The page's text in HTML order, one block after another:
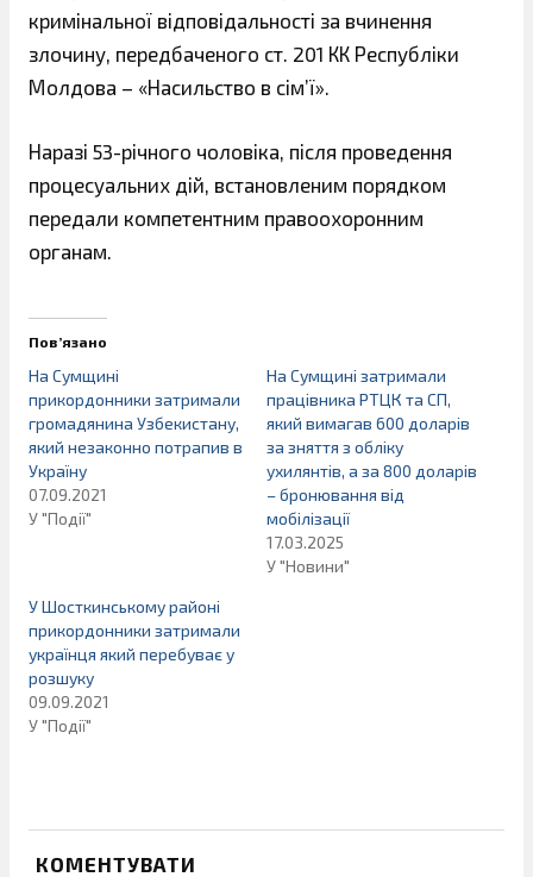
кримінальної відповідальності за вчинення
злочину, передбаченого ст. 201 КК Республіки
Молдова – «Насильство в сім’ї».
Наразі 53-річного чоловіка, після проведення
процесуальних дій, встановленим порядком
передали компетентним правоохоронним
органам.
Пов’язано
На Сумщині
прикордонники затримали
громадянина Узбекистану,
який незаконно потрапив в
Україну
07.09.2021
У "Події"
На Сумщині затримали
працівника РТЦК та СП,
який вимагав 600 доларів
за зняття з обліку
ухилянтів, а за 800 доларів
– бронювання від
мобілізації
17.03.2025
У "Новини"
У Шосткинському районі
прикордонники затримали
українця який перебуває у
розшуку
09.09.2021
У "Події"
КОМЕНТУВАТИ